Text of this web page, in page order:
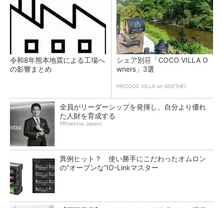
令和8年熊本地震による工場へ
の影響まとめ
シェア別荘「COCO VILLA O
wners」3選
PR(COCO VILLA on GOETHE)
全員がリーダーシップを発揮し、自分より優れ
た人財を育成する
PR(dentsu Japan)
異例ヒット？ 使い勝手にこだわったオムロン
の“オープンな”IO-Linkマスター